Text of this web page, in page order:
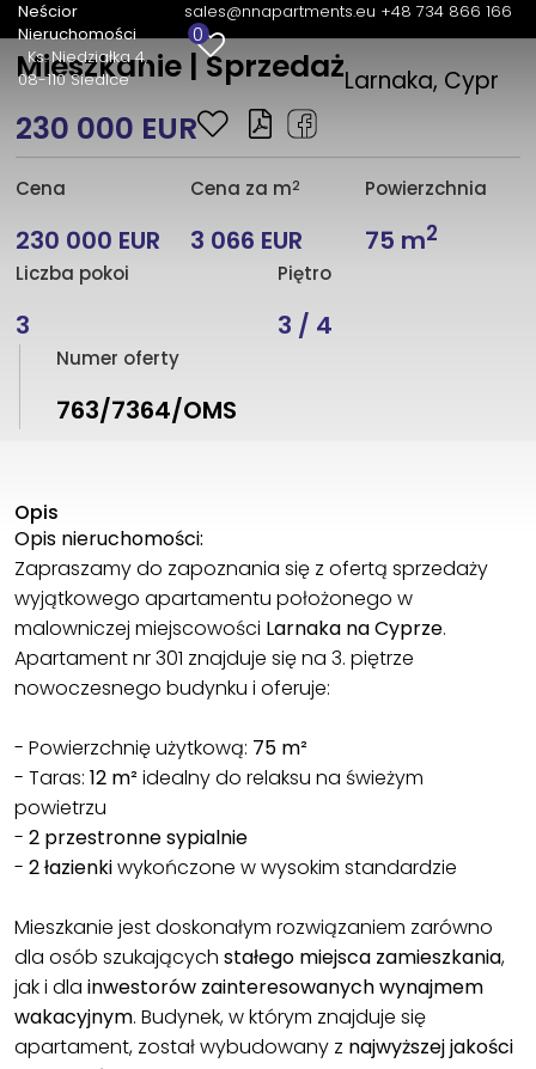
Neścior
Nieruchomości
Ks. Niedziałka 4
08-110 Siedlce
sales@nnapartments.eu +48 734 866 166
0
Mieszkanie | SprzedażLarnaka, Cypr
230 000 EUR
Cena
230 000 EUR
Cena za m2
3 066 EUR
Powierzchnia
75 m2
Liczba pokoi
3
Piętro
3 / 4
Numer oferty
763/7364/OMS
Opis
Opis nieruchomości:
Zapraszamy do zapoznania się z ofertą sprzedaży
wyjątkowego apartamentu położonego w
malowniczej miejscowości Larnaka na Cyprze.
Apartament nr 301 znajduje się na 3. piętrze
nowoczesnego budynku i oferuje:
- Powierzchnię użytkową: 75 m²
- Taras: 12 m² idealny do relaksu na świeżym
powietrzu
- 2 przestronne sypialnie
- 2 łazienkiwykończone w wysokim standardzie
Mieszkanie jest doskonałym rozwiązaniem zarówno
dla osób szukających stałego miejsca zamieszkania,
jak i dla inwestorów zainteresowanych wynajmem
wakacyjnym. Budynek, w którym znajduje się
apartament, został wybudowany z najwyższej jakości